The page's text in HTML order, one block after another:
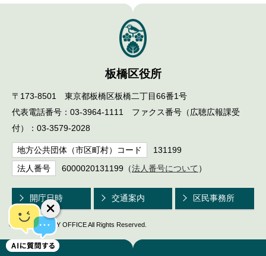
板橋区役所
〒173-8501 東京都板橋区板橋二丁目66番1号
代表電話番号：03-3964-1111 ファクス番号（広聴広報課受
付）：03-3579-2028
地方公共団体（市区町村）コード 131199
法人番号 6000020131199（法人番号について ）
開庁日時 交通案内 区民事務所
© ITABASHI CITY OFFICE All Rights Reserved.